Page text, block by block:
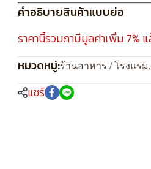
คำอธิบายสินค้าแบบย่อ
ราคานี้รวมภาษีมูลค่าเพิ่ม 7%
หมวดหมู่:ร้านอาหาร / โรงแรม,
แชร์